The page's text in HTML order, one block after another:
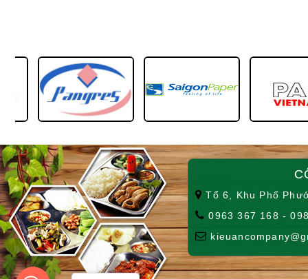
Tổ 6, Khu Phố
0963 367 168 -